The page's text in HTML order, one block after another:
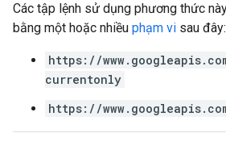
Các tập lệnh sử dụng phương thức
bằng một hoặc nhiều phạm vi sau đây:
https://
currentonly
https://